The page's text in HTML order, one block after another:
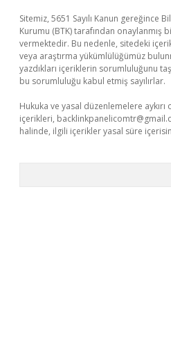
Sitemiz, 5651 Sayılı Kanun gereğince
Kurumu (BTK) tarafından onaylanmış
vermektedir. Bu nedenle, sitedeki
veya araştırma yükümlülüğümüz
yazdıkları içeriklerin sorumluluğunu
bu sorumluluğu kabul etmiş sayılırlar.
Hukuka ve yasal düzenlemelere
içerikleri,
halinde, ilgili içerikler yasal süre